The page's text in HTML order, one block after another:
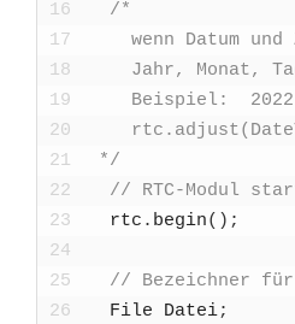
16
17
18
19
20
21
22
23
24
25
26
/*
wenn Datum und
Jahr, Monat,
Bei­spiel:  2022
*/
// RTC-Modul
rtc . begin( ) ;
// Bezeich­ner
File
Datei;